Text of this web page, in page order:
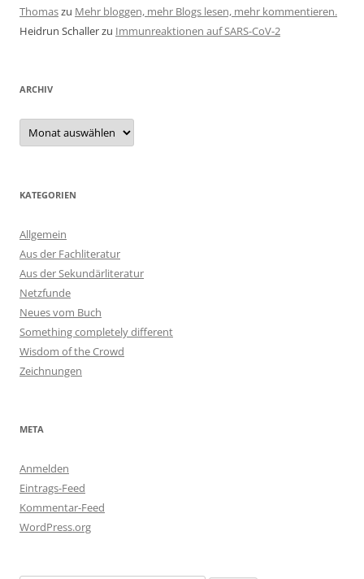
Thomaszu Mehr bloggen, mehr Blogs lesen, mehr kommentieren.
Heidrun Schallerzu Immunreaktionen auf SARS-CoV-2
ARCHIV
Archiv
KATEGORIEN
Allgemein
Aus der Fachliteratur
Aus der Sekundärliteratur
Netzfunde
Neues vom Buch
Something completely different
Wisdom of the Crowd
Zeichnungen
META
Anmelden
Eintrags-Feed
Kommentar-Feed
WordPress.org